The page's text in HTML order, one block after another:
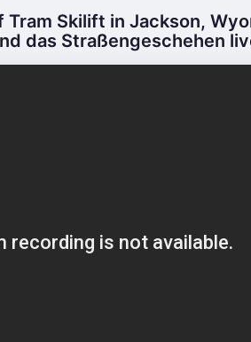
Skilift in Jackson,
das Straßengeschehen